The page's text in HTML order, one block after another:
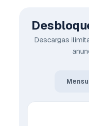
Descargas